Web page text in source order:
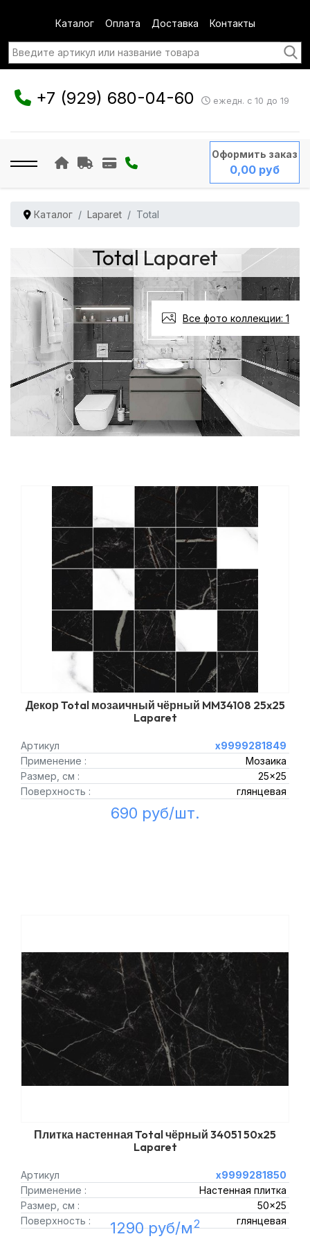
Каталог Оплата Доставка Контакты
+7 (929) 680-04-60 ежедн. с 10 до 19
Оформить заказ
0,00 руб
Каталог Laparet Total
Total Laparet
Все фото коллекции: 1
Декор Total мозаичный чёрный MM34108 25x25
Laparet
Артикул
х9999281849
Применение :
Мозаика
Размер, см :
25x25
Поверхность :
глянцевая
690 руб/шт.
Плитка настенная Total чёрный 34051 50x25
Laparet
Артикул
х9999281850
Применение :
Настенная плитка
Размер, см :
50x25
Поверхность :
глянцевая
1290 руб/м2